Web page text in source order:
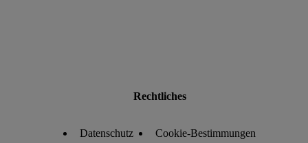
Rechtliches
Datenschutz Cookie-Bestimmungen